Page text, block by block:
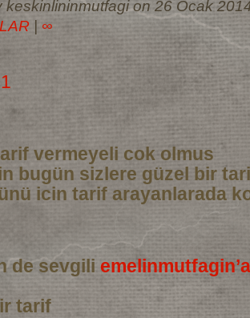
keskinlininmutfagi on 26 Ocak
∞
vermeyeli cok olmus
bugün sizlere güzel bir
icin tarif arayanlarada
de sevgiliemelinmutfagin’a
tarif